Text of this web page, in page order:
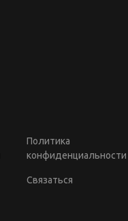
Политика
конфиденциальности
Связаться